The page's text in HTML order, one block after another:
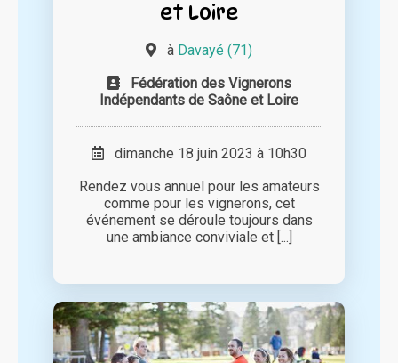
et Loire
à Davayé (71)
Fédération des Vignerons
Indépendants de Saône et Loire
dimanche 18 juin 2023 à 10h30
Rendez vous annuel pour les amateurs
comme pour les vignerons, cet
événement se déroule toujours dans
une ambiance conviviale et [...]